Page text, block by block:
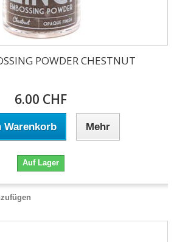
POWDER CHESTNUT
6.00 CHF
Warenkorb Mehr
Auf Lager